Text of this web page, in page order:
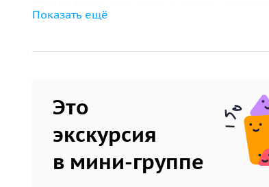
Планировка города имеет форму креста,
Франсишку.
БАТАЛЬЯ. Покидая автостраду, можно
Монастырь Санта Мария да Витория.
о блестящей победе над испанцами при
свободу, к которой они стремились
Показать ещё
Это
экскурсия
в мини-группе